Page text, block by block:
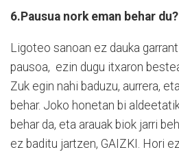
6.Pausua nork eman behar du?
Ligoteo sanoan ez dauka
pausoa, ezin dugu itxaron
Zuk egin nahi baduzu, aurrera,
behar. Joko honetan bi
behar da, eta arauak biok jarri
ez baditu jartzen, GAIZKI. Hori